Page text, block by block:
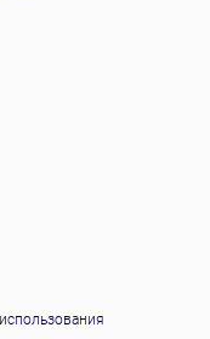
nomadic-soft